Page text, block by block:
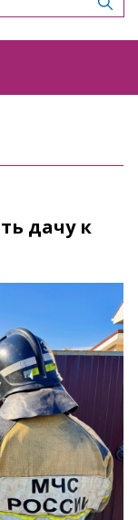
дачу к